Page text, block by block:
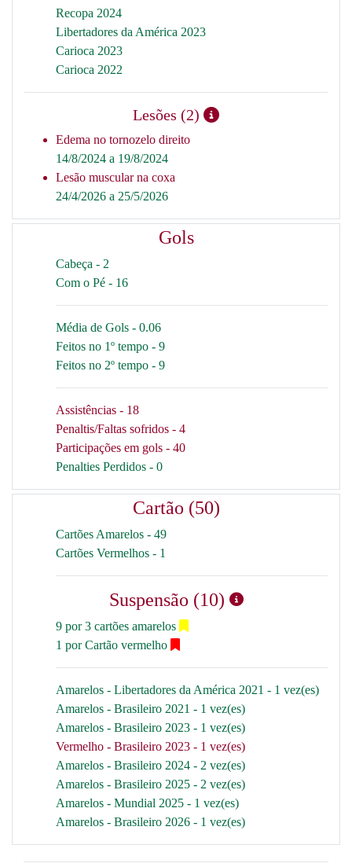
Recopa 2024
Libertadores da América 2023
Carioca 2023
Carioca 2022
Lesões (2)
Edema no tornozelo direito
14/8/2024 a 19/8/2024
Lesão muscular na coxa
24/4/2026 a 25/5/2026
Gols
Cabeça - 2
Com o Pé - 16
Média de Gols - 0.06
Feitos no 1º tempo - 9
Feitos no 2º tempo - 9
Assistências - 18
Penaltis/Faltas sofridos - 4
Participações em gols - 40
Penalties Perdidos - 0
Cartão (50)
Cartões Amarelos - 49
Cartões Vermelhos - 1
Suspensão (10)
9 por 3 cartões amarelos
1 por Cartão vermelho
Amarelos - Libertadores da América 2021 - 1 vez(es)
Amarelos - Brasileiro 2021 - 1 vez(es)
Amarelos - Brasileiro 2023 - 1 vez(es)
Vermelho - Brasileiro 2023 - 1 vez(es)
Amarelos - Brasileiro 2024 - 2 vez(es)
Amarelos - Brasileiro 2025 - 2 vez(es)
Amarelos - Mundial 2025 - 1 vez(es)
Amarelos - Brasileiro 2026 - 1 vez(es)